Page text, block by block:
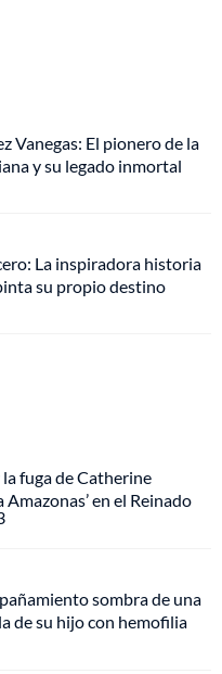
Vanegas: El pionero de la
y su legado inmortal
La inspiradora historia
su propio destino
la fuga de Catherine
Amazonas’ en el Reinado
sombra de una
de su hijo con hemofilia